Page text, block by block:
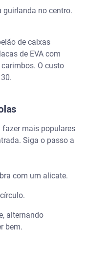
guirlanda no centro.
de caixas
de EVA com
O custo
fazer mais populares
Siga o passo a
com um alicate.
alternando
bem.